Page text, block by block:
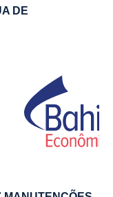
DE